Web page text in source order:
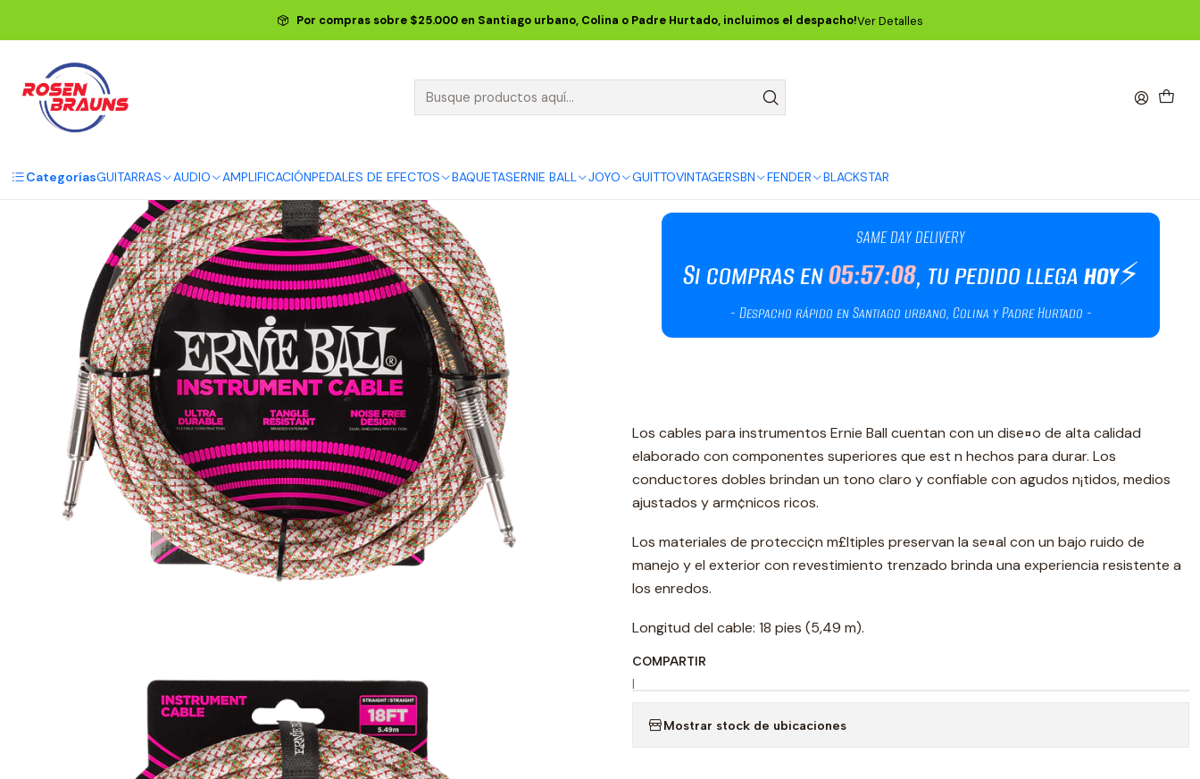
CategoríasGUITARRAS AUDIO AMPLIFICACIÓNPEDALES DE EFECTOS BAQUETASERNIE BALL JOYO GUITTOVINTAGERSBN FENDER BLACKSTAR
Por compras sobre $25.000 en Santiago urbano, Colina o Padre Hurtado, incluimos el despacho!Ver Detalles
ERNIE BALL CABLES ERNIE BALL Braided Cables Cable de Instrumento Trenzado Recto/Recto 5,5m - Emerald Argyle P06430
Cable de Instrumento Trenzado
Recto/Recto 5,5m - Emerald Argyle
Los cables para instrumentos Ernie Ball cuentan con un dise¤o de alta calidad
elaborado con componentes superiores que est n hechos para durar. Los
conductores dobles brindan un tono claro y confiable con agudos n¡tidos, medios
ajustados y arm¢nicos ricos.
Los materiales de protecci¢n m£ltiples preservan la se¤al con un bajo ruido de
manejo y el exterior con revestimiento trenzado brinda una experiencia resistente a
los enredos.
Longitud del cable: 18 pies (5,49 m).
COMPARTIR
|
Mostrar stock de ubicaciones